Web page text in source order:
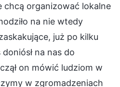
chcą organizować lokalne
na nie wtedy
już po kilku
na nas do
on mówić ludziom w
w zgromadzeniach